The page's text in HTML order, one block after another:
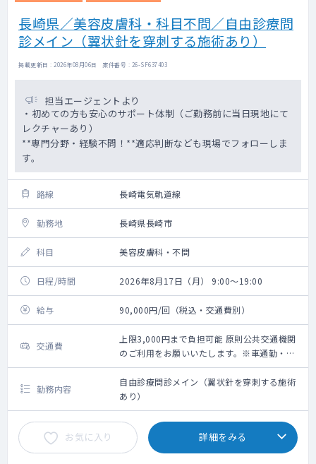
長崎県／美容皮膚科・科目不問／自由診療問
診メイン（翼状針を穿刺する施術あり）
掲載更新日 : 2026年08月06日 案件番号 : 26-SF637403
担当エージェントより
・初めての方も安心のサポート体制（ご勤務前に当日現地にて
レクチャーあり）
**専門分野・経験不問！**適応判断なども現場でフォローしま
す。
路線 長崎電気軌道線
勤務地 長崎県長崎市
科目 美容皮膚科・不問
日程/時間 2026年8月17日（月） 9:00～19:00
給与 90,000円/回（税込・交通費別）
交通費
上限3,000円まで負担可能 原則公共交通機関
のご利用をお願いいたします。※車通勤・タ
クシー利用要相談
勤務内容
自由診療問診メイン（翼状針を穿刺する施術
あり）
お気に入り 詳細をみる